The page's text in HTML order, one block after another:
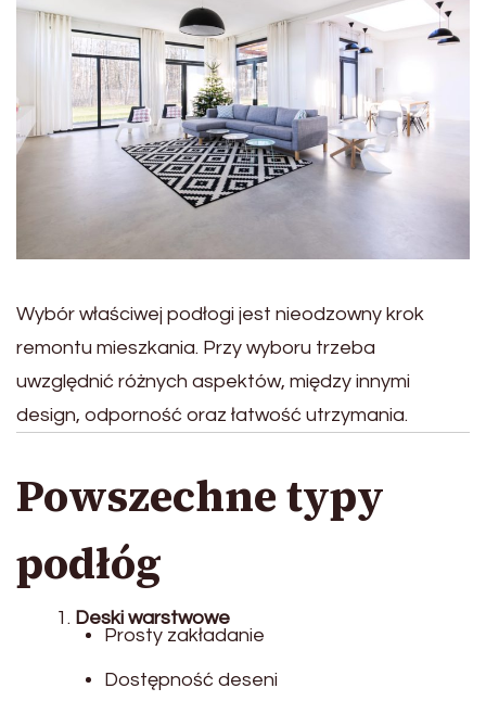
Wybór właściwej podłogi jest nieodzowny krok
remontu mieszkania. Przy wyboru trzeba
uwzględnić różnych aspektów, między innymi
design, odporność oraz łatwość utrzymania.
Powszechne typy
podłóg
Deski warstwowe
Prosty zakładanie
Dostępność deseni